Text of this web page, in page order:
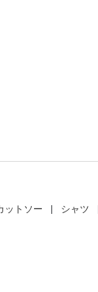
ットソー シャツ